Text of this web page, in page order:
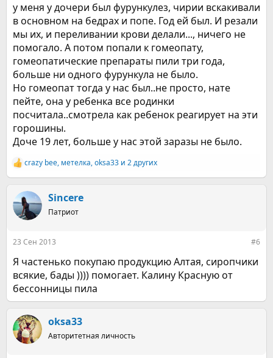
у меня у дочери был фурункулез, чирии вскакивали
в основном на бедрах и попе. Год ей был. И резали
мы их, и переливании крови делали..., ничего не
помогало. А потом попали к гомеопату,
гомеопатические препараты пили три года,
больше ни одного фурункула не было.
Но гомеопат тогда у нас был..не просто, нате
пейте, она у ребенка все родинки
посчитала..смотрела как ребенок реагирует на эти
горошины.
Доче 19 лет, больше у нас этой заразы не было.
Р
е
к
ц
и
crazy bee, метелка,oksa33 и 2 других
Sincere
Патриот
23 Сен 2013 #6
Я частенько покупаю продукцию Алтая, сиропчики
всякие, бады )))) помогает. Калину Красную от
бессонницы пила
oksa33
Авторитетная личность